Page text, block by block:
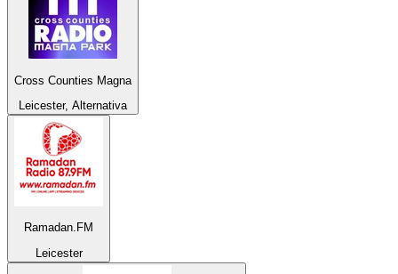
Cross Counties Magna
Leicester, Alternativa
Ramadan.FM
Leicester